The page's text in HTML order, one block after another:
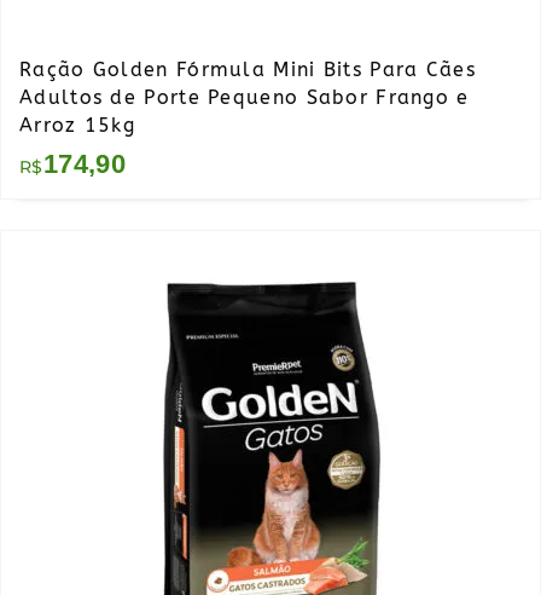
Ração Golden Fórmula Mini Bits Para Cães
Adultos de Porte Pequeno Sabor Frango e
Arroz 15kg
R$174,90